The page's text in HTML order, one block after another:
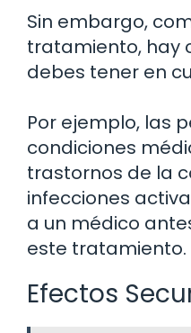
Sin embargo,
tratamiento, hay
debes tener en
Por ejemplo, las
condiciones
trastornos de la
infecciones
a un médico
este tratamiento.
Efectos